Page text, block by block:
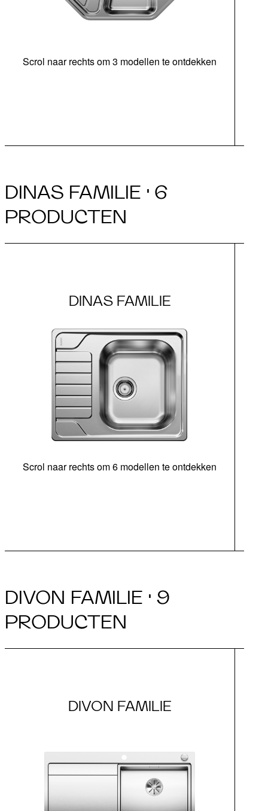
Scrol naar rechts om 3 modellen te ontdekken
DINAS FAMILIE · 6
PRODUCTEN
DINAS FAMILIE
Scrol naar rechts om 6 modellen te ontdekken
DIVON FAMILIE · 9
PRODUCTEN
DIVON FAMILIE